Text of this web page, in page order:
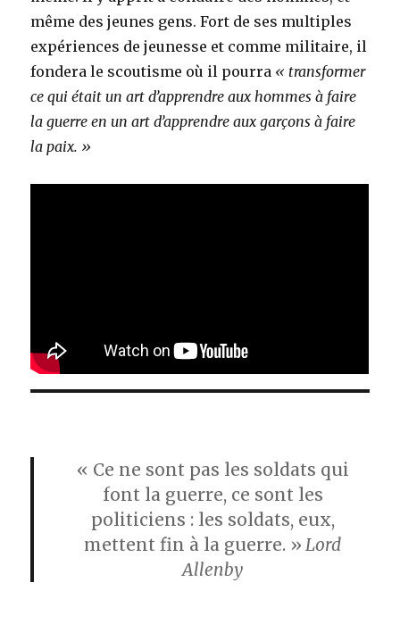
même des jeunes gens. Fort de ses multiples
expériences de jeunesse et comme militaire, il
fondera le scoutisme où il pourra « transformer
ce qui était un art d’apprendre aux hommes à faire
la guerre en un art d’apprendre aux garçons à faire
la paix. »
« Ce ne sont pas les soldats qui
font la guerre, ce sont les
politiciens : les soldats, eux,
mettent fin à la guerre. » Lord
Allenby